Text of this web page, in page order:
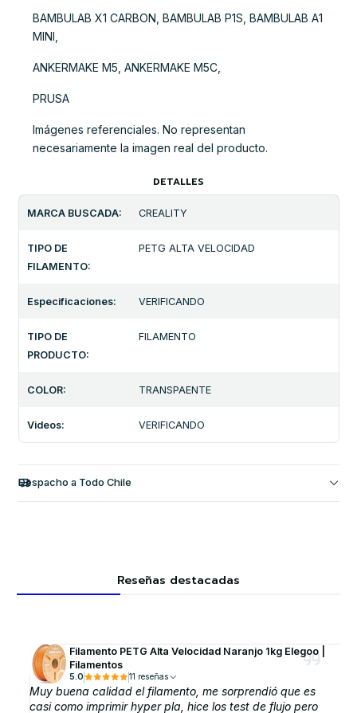
BAMBULAB X1 CARBON, BAMBULAB P1S, BAMBULAB A1
MINI,
ANKERMAKE M5, ANKERMAKE M5C,
PRUSA
Imágenes referenciales. No representan
necesariamente la imagen real del producto.
DETALLES
MARCA BUSCADA: CREALITY
TIPO DE
FILAMENTO:
PETG ALTA VELOCIDAD
Especificaciones: VERIFICANDO
TIPO DE
PRODUCTO:
FILAMENTO
COLOR: TRANSPAENTE
Videos: VERIFICANDO
Despacho a Todo Chile
Reseñas destacadas
Filamento PETG Alta Velocidad Naranjo 1kg Elegoo |
Filamentos
5.0 11 reseñas
Muy buena calidad el filamento, me sorprendió que es
casi como imprimir hyper pla, hice los test de flujo pero